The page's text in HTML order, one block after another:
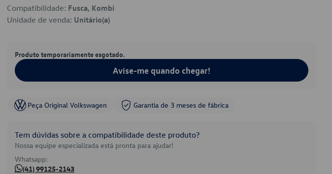
Compatibilidade: Fusca, Kombi
Unidade de venda: Unitário(a)
Produto temporariamente esgotado.
Avise-me quando chegar!
Peça Original Volkswagen Garantia de 3 meses de fábrica
Tem dúvidas sobre a compatibilidade deste produto?
Nossa equipe especializada está pronta para ajudar!
Whatsapp:
(41) 99125-2143